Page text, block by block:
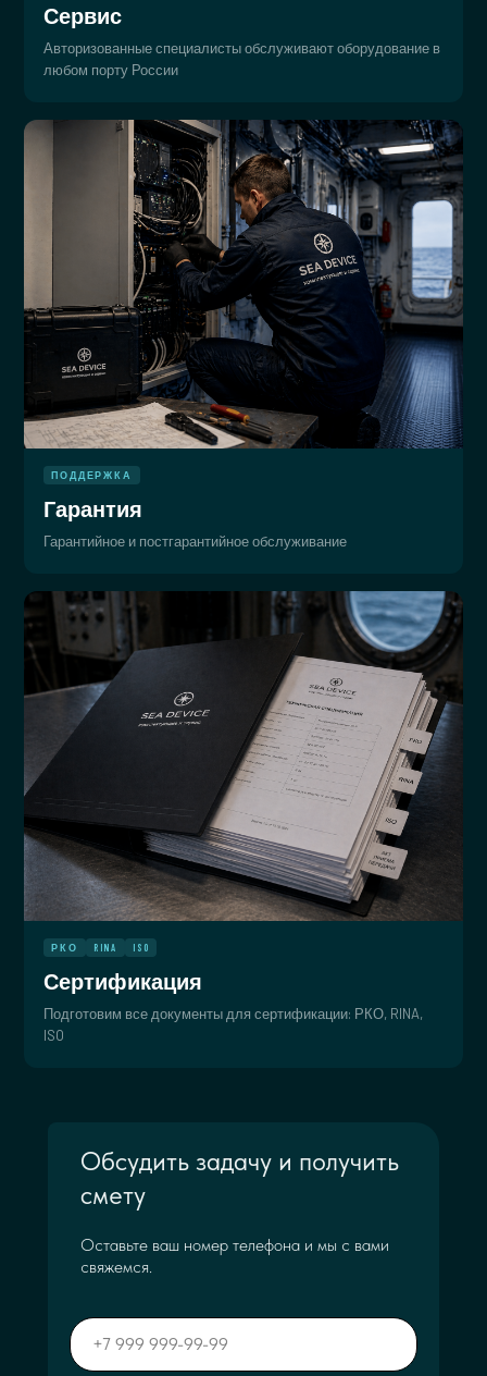
Сервис
Авторизованные специалисты обслуживают оборудование в
любом порту России
ПОДДЕРЖКА
Гарантия
Гарантийное и постгарантийное обслуживание
РКО RINA ISO
Сертификация
Подготовим все документы для сертификации: РКО, RINA,
ISO
Обсудить задачу и получить
смету
Оставьте ваш номер телефона и мы с вами
свяжемся.